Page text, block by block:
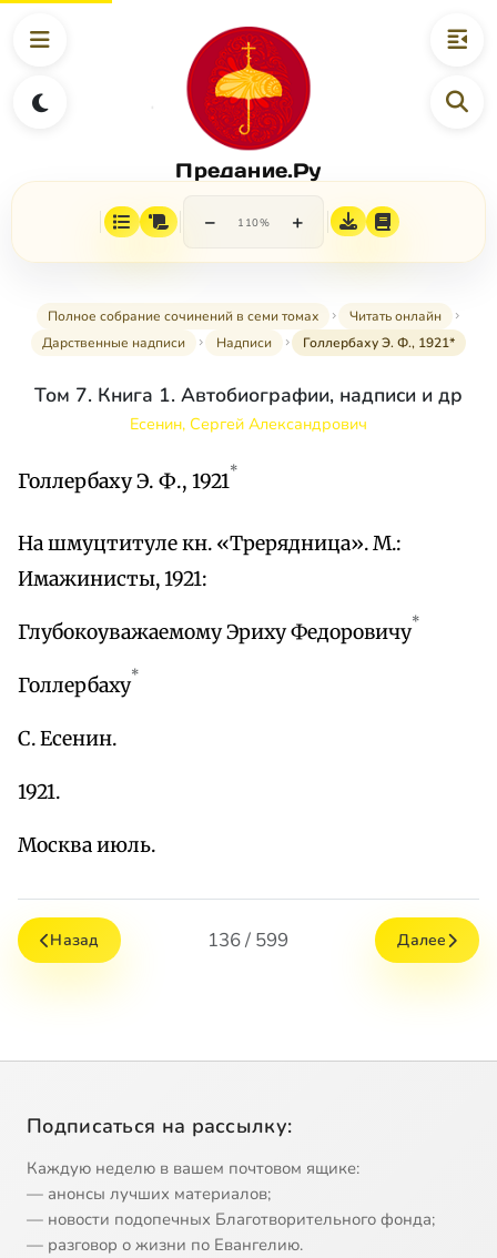
Предание.Ру
− 110% +
Полное собрание сочинений в семи томах
Читать онлайн
Дарственные надписи
Надписи Голлербаху Э. Ф., 1921*
Том 7. Книга 1. Автобиографии, надписи и др
Есенин, Сергей Александрович
Голлербаху Э. Ф., 1921*
На шмуцтитуле кн. «Трерядница». М.:
Имажинисты, 1921:
Глубокоуважаемому Эриху Федоровичу*
Голлербаху*
С. Есенин.
1921.
Москва июль.
Назад 136 / 599 Далее
Подписаться на рассылку:
Каждую неделю в вашем почтовом ящике:
— анонсы лучших материалов;
— новости подопечных Благотворительного фонда;
— разговор о жизни по Евангелию.